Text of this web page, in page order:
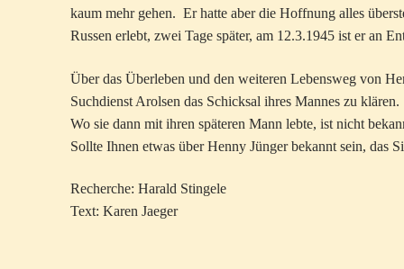
kaum mehr gehen. Er hatte aber die Hoffnung alles
Russen erlebt, zwei Tage später, am 12.3.1945 ist er an
Über das Überleben und den weiteren Lebensweg von
Suchdienst Arolsen das Schicksal ihres Mannes zu
Wo sie dann mit ihren späteren Mann lebte, ist nicht
Sollte Ihnen etwas über Henny Jünger bekannt sein, das
Recherche: Harald Stingele
Text: Karen Jaeger